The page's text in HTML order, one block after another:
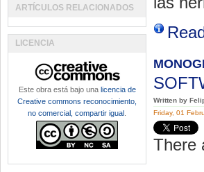
Written by
Friday, 01
There
ARTÍCULOS RELACIONADOS
LICENCIA
Este obra está bajo una licencia de
Creative commons reconocimiento,
no comercial, compartir igual